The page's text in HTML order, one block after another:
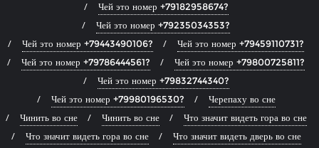
Чей это номер +79182958674?
Чей это номер +79235034353?
Чей это номер +79443490106?
Чей это номер +79459110731?
Чей это номер +79786444561?
Чей это номер +79800725811?
Чей это номер +79832744340?
Чей это номер +79980196530?
Черепаху во сне
Чинить во сне
Чинить во сне
Что значит видеть гора во сне
Что значит видеть гора во сне
Что значит видеть дверь во сне